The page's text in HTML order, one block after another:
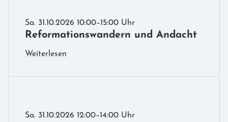
Sa. 31.10.2026 10:00–15:00 Uhr
Reformationswandern und Andacht
Weiterlesen
Sa. 31.10.2026 12:00–14:00 Uhr